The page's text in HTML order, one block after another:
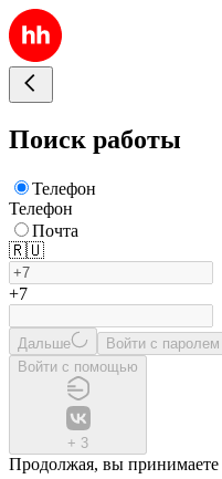
Поиск работы
Телефон
Телефон
Почта
🇷🇺
+7
Дальше
Войти с паролем
Войти с помощью
+ 3
Продолжая, вы принимаете